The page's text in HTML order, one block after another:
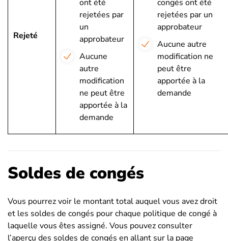
Rejeté
ont été
rejetées par
un
approbateur
Aucune
autre
modification
ne peut être
apportée à la
demande
congés ont été
rejetées par un
approbateur
Aucune autre
modification ne
peut être
apportée à la
demande
Soldes de congés
Vous pourrez voir le montant total auquel vous avez droit
et les soldes de congés pour chaque politique de congé à
laquelle vous êtes assigné. Vous pouvez consulter
l’aperçu des soldes de congés en allant sur la page